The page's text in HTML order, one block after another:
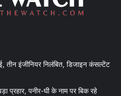
तीन इंजीनियर निलंबित, डिजाइन कंसल्टेंट
प्रहार, पनीर-घी के नाम पर बिक रहे